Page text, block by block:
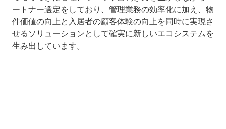
ートナー選定をしており、管理業務の効率化に加え、物
件価値の向上と入居者の顧客体験の向上を同時に実現さ
せるソリューションとして確実に新しいエコシステムを
生み出しています。